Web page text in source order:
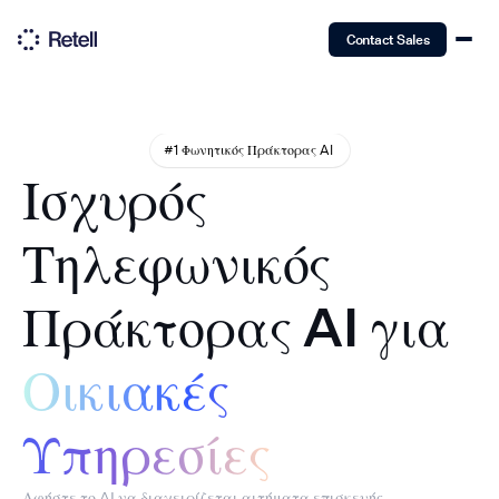
Contact Sales
#1 Φωνητικός Πράκτορας AI
Ισχυρός
Τηλεφωνικός
Πράκτορας AI για
Οικιακές
Υπηρεσίες